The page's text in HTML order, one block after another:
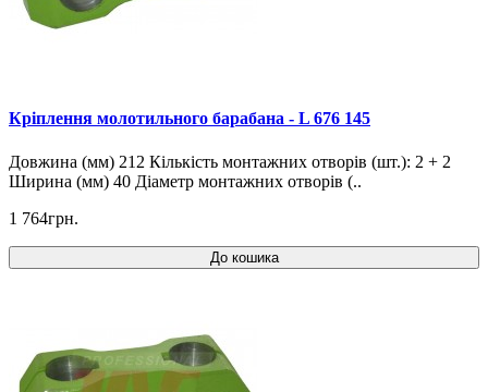
Кріплення молотильного барабана - L 676 145
Довжина (мм) 212 Кількість монтажних отворів (шт.): 2 + 2
Ширина (мм) 40 Діаметр монтажних отворів (..
1 764грн.
До кошика